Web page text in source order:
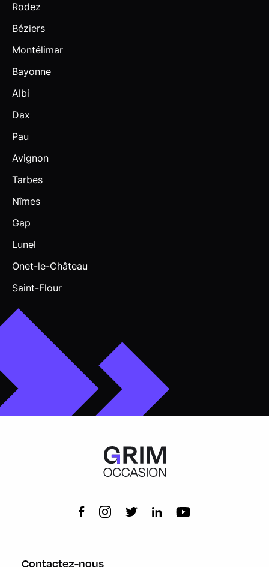
Rodez
Béziers
Montélimar
Bayonne
Albi
Dax
Pau
Avignon
Tarbes
Nîmes
Gap
Lunel
Onet-le-Château
Saint-Flour
Contactez-nous